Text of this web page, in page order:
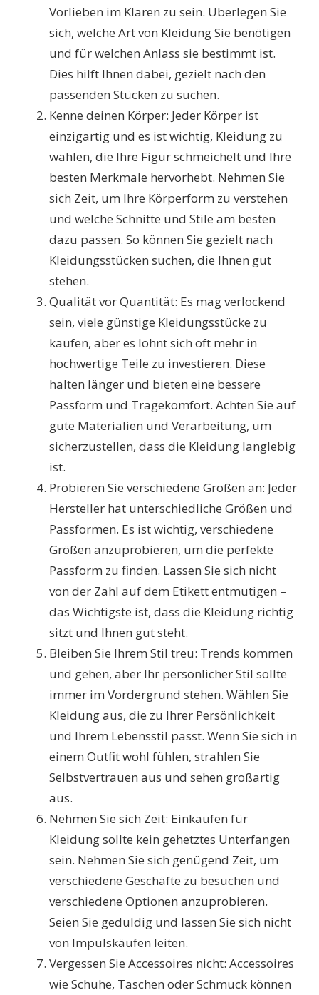
Vorlieben im Klaren zu sein. Überlegen Sie
sich, welche Art von Kleidung Sie benötigen
und für welchen Anlass sie bestimmt ist.
Dies hilft Ihnen dabei, gezielt nach den
passenden Stücken zu suchen.
Kenne deinen Körper: Jeder Körper ist
einzigartig und es ist wichtig, Kleidung zu
wählen, die Ihre Figur schmeichelt und Ihre
besten Merkmale hervorhebt. Nehmen Sie
sich Zeit, um Ihre Körperform zu verstehen
und welche Schnitte und Stile am besten
dazu passen. So können Sie gezielt nach
Kleidungsstücken suchen, die Ihnen gut
stehen.
Qualität vor Quantität: Es mag verlockend
sein, viele günstige Kleidungsstücke zu
kaufen, aber es lohnt sich oft mehr in
hochwertige Teile zu investieren. Diese
halten länger und bieten eine bessere
Passform und Tragekomfort. Achten Sie auf
gute Materialien und Verarbeitung, um
sicherzustellen, dass die Kleidung langlebig
ist.
Probieren Sie verschiedene Größen an: Jeder
Hersteller hat unterschiedliche Größen und
Passformen. Es ist wichtig, verschiedene
Größen anzuprobieren, um die perfekte
Passform zu finden. Lassen Sie sich nicht
von der Zahl auf dem Etikett entmutigen –
das Wichtigste ist, dass die Kleidung richtig
sitzt und Ihnen gut steht.
Bleiben Sie Ihrem Stil treu: Trends kommen
und gehen, aber Ihr persönlicher Stil sollte
immer im Vordergrund stehen. Wählen Sie
Kleidung aus, die zu Ihrer Persönlichkeit
und Ihrem Lebensstil passt. Wenn Sie sich in
einem Outfit wohl fühlen, strahlen Sie
Selbstvertrauen aus und sehen großartig
aus.
Nehmen Sie sich Zeit: Einkaufen für
Kleidung sollte kein gehetztes Unterfangen
sein. Nehmen Sie sich genügend Zeit, um
verschiedene Geschäfte zu besuchen und
verschiedene Optionen anzuprobieren.
Seien Sie geduldig und lassen Sie sich nicht
von Impulskäufen leiten.
Vergessen Sie Accessoires nicht: Accessoires
wie Schuhe, Taschen oder Schmuck können